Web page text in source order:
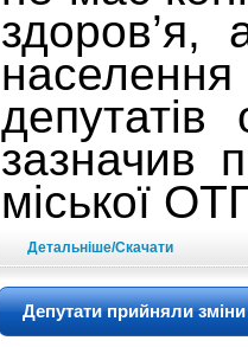
зазначив
міської
Детальніше/Скачати
Депутати прийняли